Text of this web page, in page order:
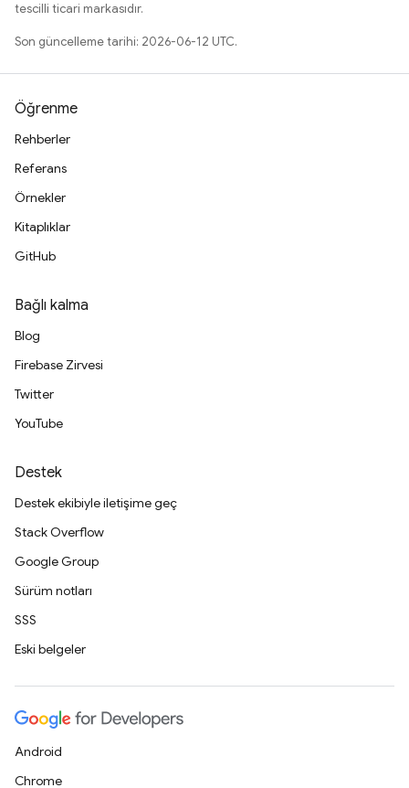
tescilli ticari markasıdır.
Son güncelleme tarihi: 2026-06-12 UTC.
Öğrenme
Rehberler
Referans
Örnekler
Kitaplıklar
GitHub
Bağlı kalma
Blog
Firebase Zirvesi
Twitter
YouTube
Destek
Destek ekibiyle iletişime geç
Stack Overflow
Google Group
Sürüm notları
SSS
Eski belgeler
Android
Chrome